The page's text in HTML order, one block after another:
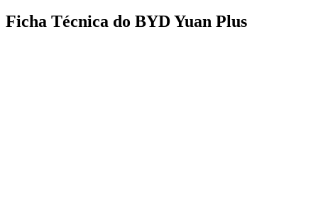
Ficha Técnica do BYD Yuan Plus